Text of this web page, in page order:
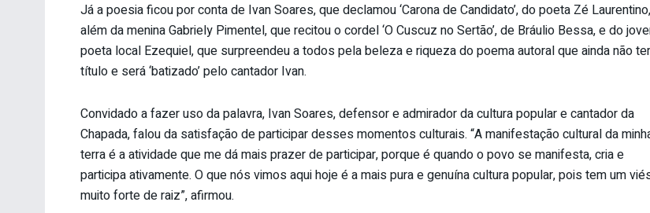
Já a poesia ficou por conta de Ivan Soares, que declamou ‘Carona de Candidato’, do poeta Zé Laurentino,
além da menina Gabriely Pimentel, que recitou o cordel ‘O Cuscuz no Sertão’, de Bráulio Bessa, e do
poeta local Ezequiel, que surpreendeu a todos pela beleza e riqueza do poema autoral que ainda não
título e será ‘batizado’ pelo cantador Ivan.
Convidado a fazer uso da palavra, Ivan Soares, defensor e admirador da cultura popular e cantador da
Chapada, falou da satisfação de participar desses momentos culturais. “A manifestação cultural da
terra é a atividade que me dá mais prazer de participar, porque é quando o povo se manifesta, cria e
participa ativamente. O que nós vimos aqui hoje é a mais pura e genuína cultura popular, pois tem um
muito forte de raiz”, afirmou.